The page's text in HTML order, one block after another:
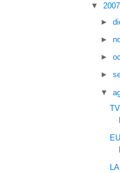
▼
►
►
►
►
▼